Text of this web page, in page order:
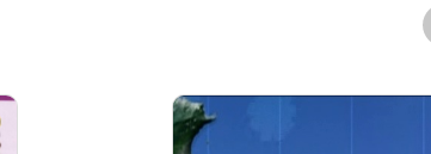
魅力台灣樂活誌 第21集